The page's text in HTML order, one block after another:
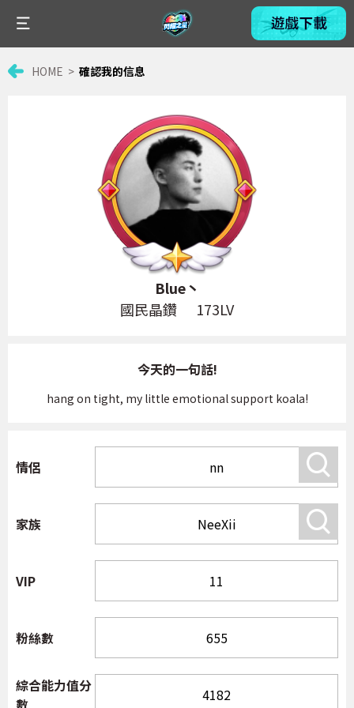
HOME 確認我的信息
Blue丶
國民晶鑽
173LV
今天的一句話!
hang on tight, my little emotional support koala!
情侶
家族
VIP
粉絲數
綜合能力值分
數